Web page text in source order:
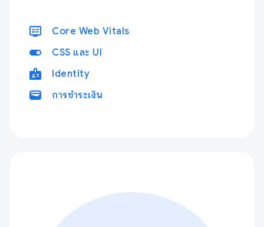
display_settings Core Web Vitals
toggle_on CSS และ UI
badge Identity
wallet การชำระเงิน